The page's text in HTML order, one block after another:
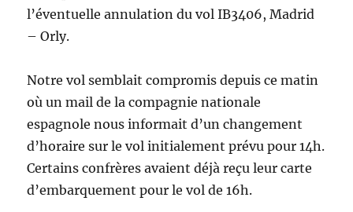
l’éventuelle annulation du vol IB3406, Madrid
– Orly.
Notre vol semblait compromis depuis ce matin
où un mail de la compagnie nationale
espagnole nous informait d’un changement
d’horaire sur le vol initialement prévu pour 14h.
Certains confrères avaient déjà reçu leur carte
d’embarquement pour le vol de 16h.